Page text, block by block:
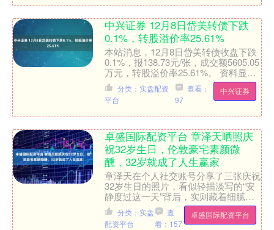
中兴证券 12月8日岱美转债下跌
0.1%，转股溢价率25.61%
本站消息，12月8日岱美转债收盘下跌
0.1%，报138.73元/张，成交额5605.05
万元，转股溢价率25.61%。 资料显
示，岱美转债信用级别为“AA”，债....
中兴证券
分类：实盘配资
平台
查看：
97
卓盛国际配资平台 章泽天晒照庆
祝32岁生日，伦敦豪宅素颜微
醺，32岁就成了人生赢家
章泽天在个人社交账号分享了三张庆祝
32岁生日的照片，看似轻描淡写的“安
静度过这一天”背后，实则藏着细腻的
生活叙事。她以一句“祝我18岁生日快
乐”作为开场，配合三....卓盛国际配资平台
分类：实盘
配资平台
查
看：157